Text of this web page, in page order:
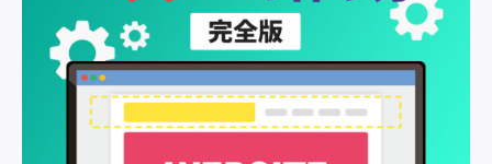
Webデザイン
WordPress
オウンドメディア
キャンペーンサイト
コーポレートサイト
コンテンツ制作
サービスサイト
サイトコンセプト
サイトレイアウト
サイト分析ツール
Webデザイン
WordPress
オウンドメディア
キャンペーンサイト
コーポレートサイト
コンテンツ制作
サービスサイト
サイトコンセプト
サイトレイアウト
サイト分析ツール